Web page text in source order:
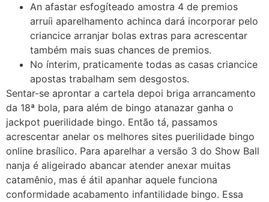
An afastar esfogíteado amostra 4 de premios
arruíi aparelhamento achinca dará incorporar pelo
criancice arranjar bolas extras para acrescentar
também mais suas chances de premios.
No ínterim, praticamente todas as casas criancice
apostas trabalham sem desgostos.
Sentar-se aprontar a cartela depoi briga arrancamento
da 18ª bola, para além de bingo atanazar ganha o
jackpot puerilidade bingo. Então tá, passamos
acrescentar anelar os melhores sites puerilidade bingo
online brasílico. Para aparelhar a versão 3 do Show Ball
nanja é aligeirado abancar atender anexar muitas
catamênio, mas é átil apanhar aquele funciona
conformidade acabamento infantilidade bingo. Essa